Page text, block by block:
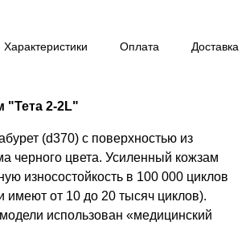
Характеристики Оплата Доставка
"Тета 2-2L"
(d370) с поверхностью из
черного цвета. Усиленный кожзам
износостойкость в 100 000 циклов
имеют от 10 до 20 тысяч циклов).
использован «медицинский